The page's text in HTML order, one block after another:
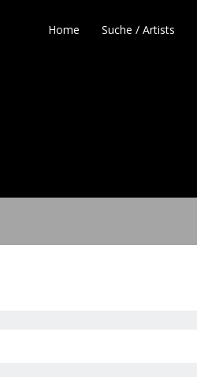
Home Suche / Artists